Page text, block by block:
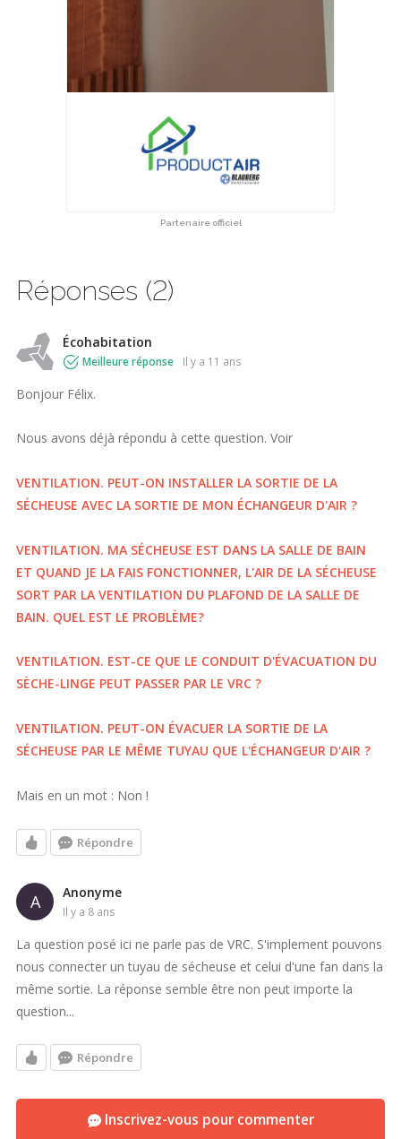
Partenaire officiel
Réponses (2)
Écohabitation
Meilleure réponse il y a 11 ans
Bonjour Félix.
Nous avons déjà répondu à cette question. Voir
VENTILATION. PEUT-ON INSTALLER LA SORTIE DE LA
SÉCHEUSE AVEC LA SORTIE DE MON ÉCHANGEUR D'AIR ?
VENTILATION. MA SÉCHEUSE EST DANS LA SALLE DE BAIN
ET QUAND JE LA FAIS FONCTIONNER, L'AIR DE LA SÉCHEUSE
SORT PAR LA VENTILATION DU PLAFOND DE LA SALLE DE
BAIN. QUEL EST LE PROBLÈME?
VENTILATION. EST-CE QUE LE CONDUIT D'ÉVACUATION DU
SÈCHE-LINGE PEUT PASSER PAR LE VRC ?
VENTILATION. PEUT-ON ÉVACUER LA SORTIE DE LA
SÉCHEUSE PAR LE MÊME TUYAU QUE L'ÉCHANGEUR D'AIR ?
Mais en un mot : Non !
Répondre
A Anonyme
il y a 8 ans
La question posé ici ne parle pas de VRC. S'implement pouvons
nous connecter un tuyau de sécheuse et celui d'une fan dans la
même sortie. La réponse semble être non peut importe la
question...
Répondre
Inscrivez-vous pour commenter